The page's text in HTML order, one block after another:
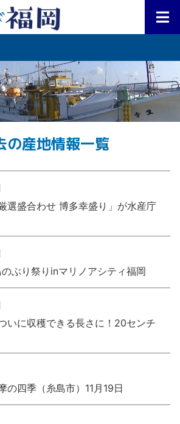
の産地情報一覧
選盛合わせ 博多幸盛り」が水産庁
ぶり祭りinマリノアシティ福岡
に収穫できる長さに！20センチ
の四季（糸島市）11月19日